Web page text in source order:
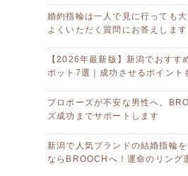
婚約指輪は一人で見に行っても
よくいただく質問にお答えします
【2026年最新版】新潟でおすす
ポット7選｜成功させるポイント
プロポーズが不安な男性へ。
ズ成功までサポートします
新潟で人気ブランドの結婚指輪
ならBROOCHへ！運命のリング